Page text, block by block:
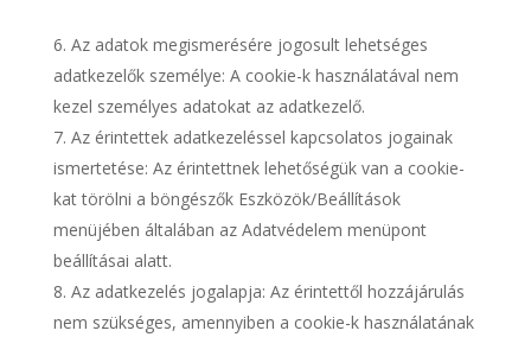
Az adatok megismerésére jogosult lehetséges
adatkezelők személye: A cookie-k használatával nem
kezel személyes adatokat az adatkezelő.
Az érintettek adatkezeléssel kapcsolatos jogainak
ismertetése: Az érintettnek lehetőségük van a cookie-
kat törölni a böngészők Eszközök/Beállítások
menüjében általában az Adatvédelem menüpont
beállításai alatt.
Az adatkezelés jogalapja: Az érintettől hozzájárulás
nem szükséges, amennyiben a cookie-k használatának